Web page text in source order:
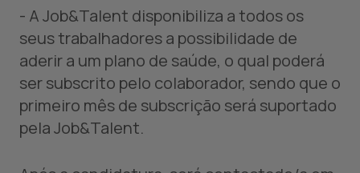
- A Job&Talent disponibiliza a todos os
seus trabalhadores a possibilidade de
aderir a um plano de saúde, o qual poderá
ser subscrito pelo colaborador, sendo que o
primeiro mês de subscrição será suportado
pela Job&Talent.